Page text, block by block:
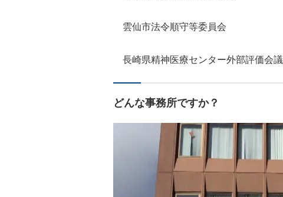
雲仙市法令順守等委員会
長崎県精神医療センター外部評価会議
どんな事務所ですか？